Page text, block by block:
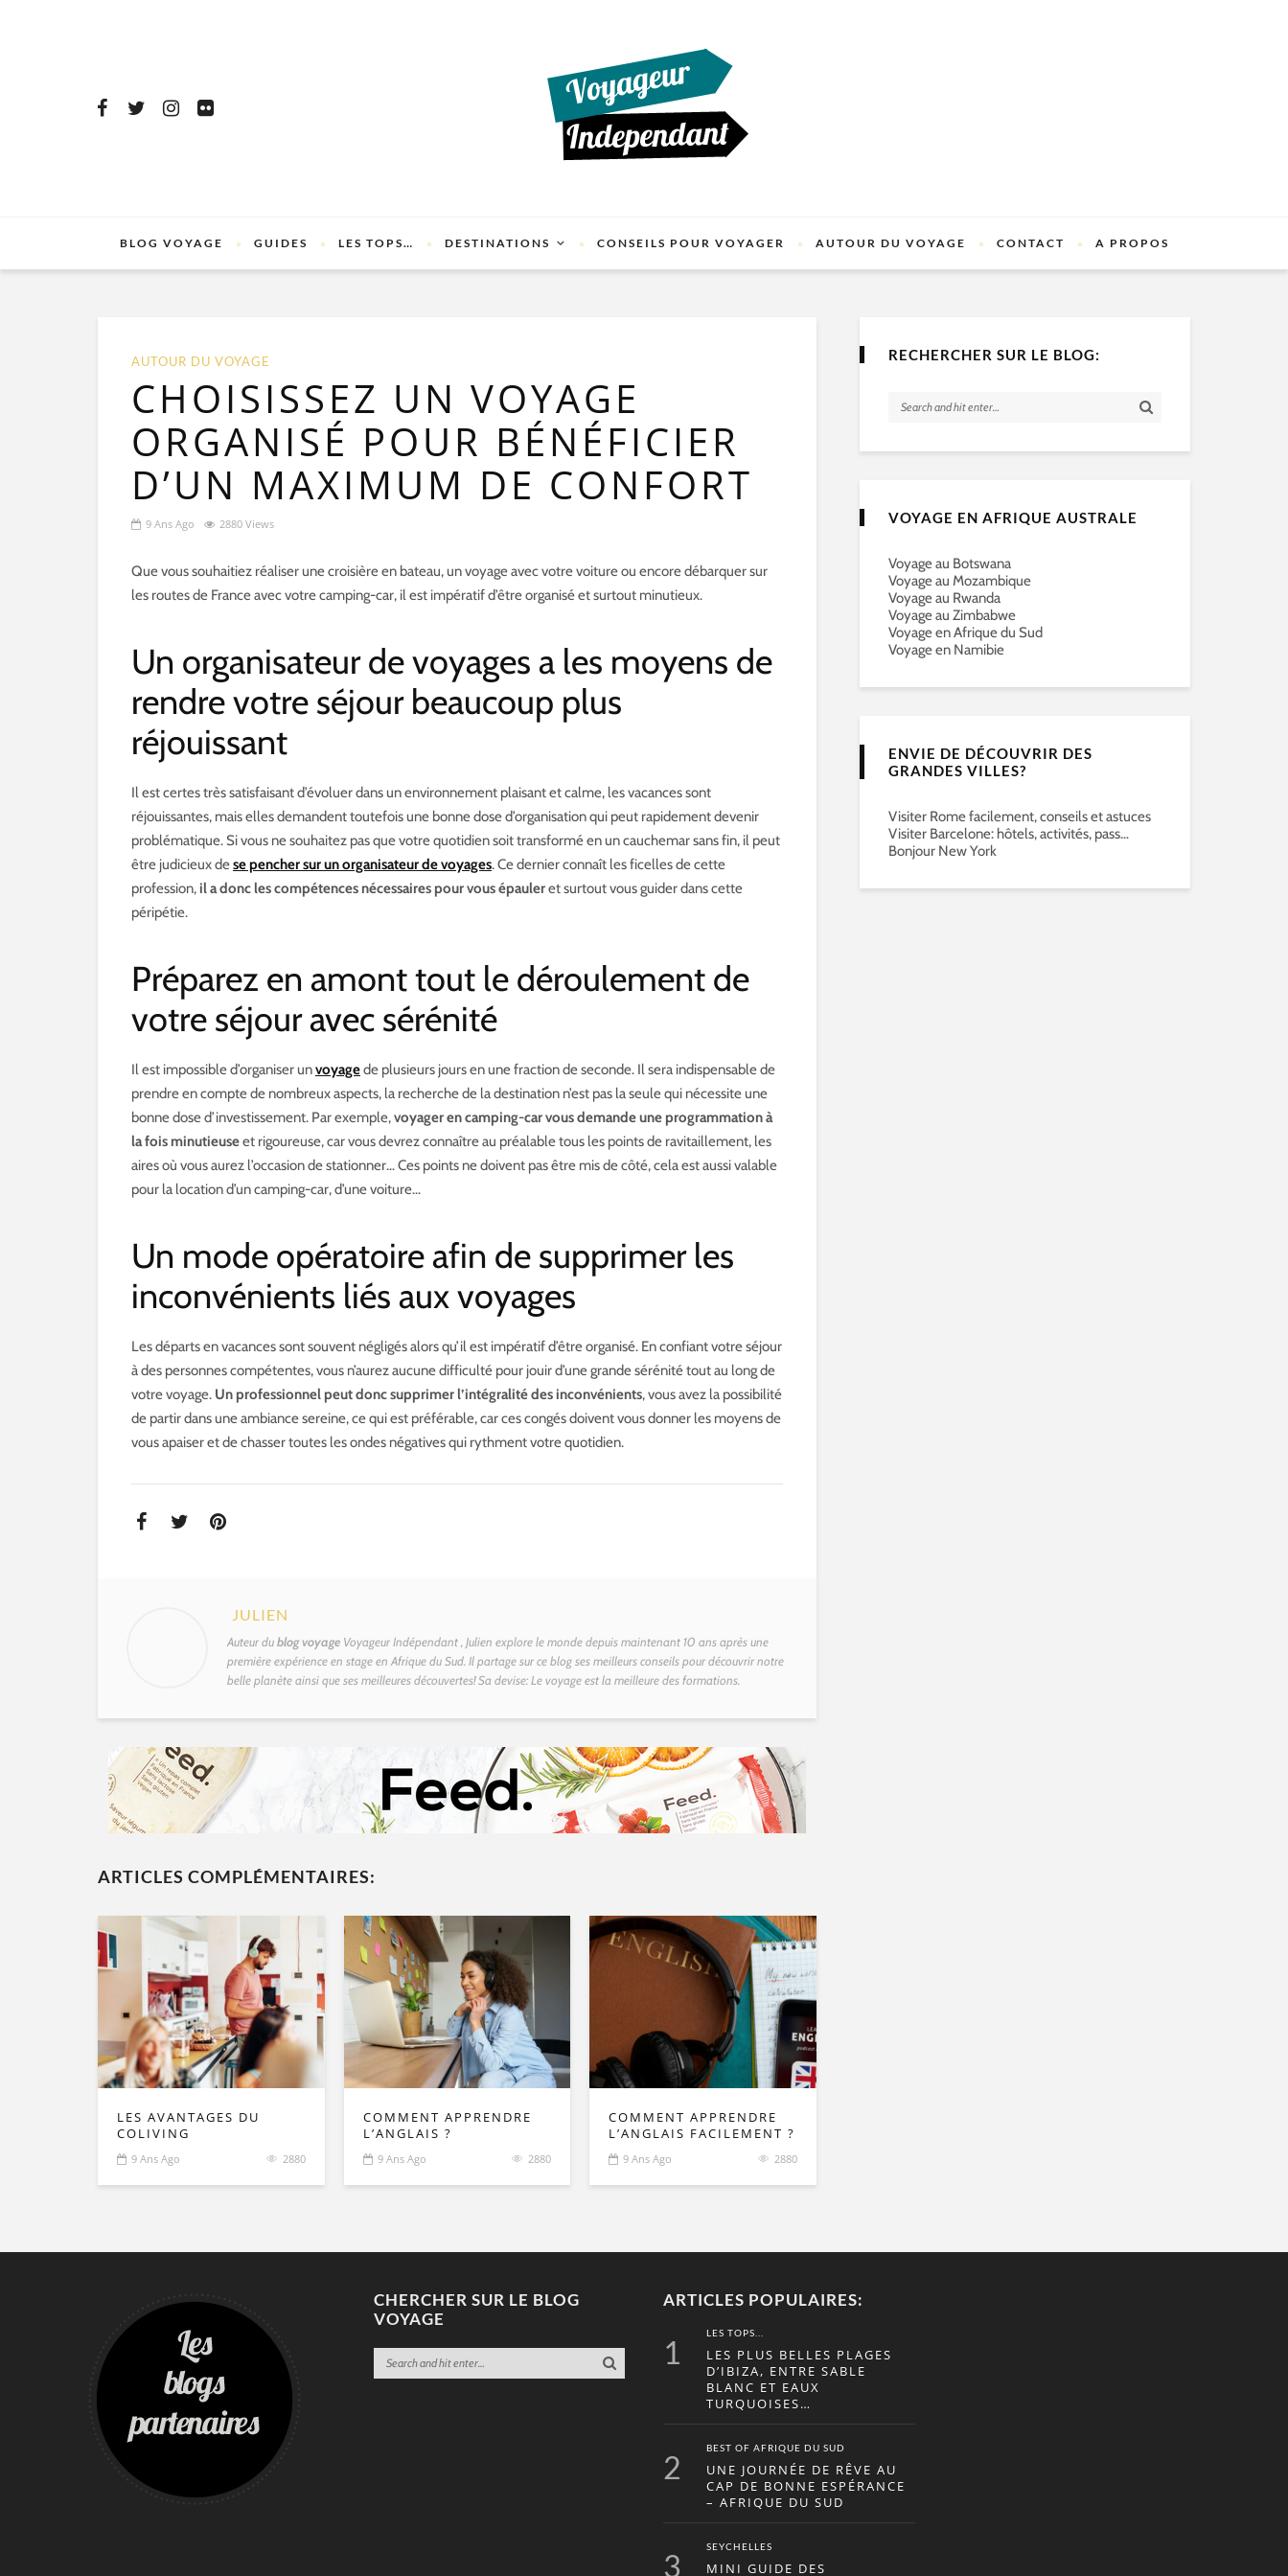
BLOG VOYAGE GUIDES LES TOPS… DESTINATIONS CONSEILS POUR VOYAGER AUTOUR DU VOYAGE CONTACT A PROPOS
AUTOUR DU VOYAGE
CHOISISSEZ UN VOYAGE
ORGANISÉ POUR BÉNÉFICIER
D’UN MAXIMUM DE CONFORT
9 Ans Ago 2880 Views
Que vous souhaitiez réaliser une croisière en bateau, un voyage avec votre voiture ou encore débarquer sur
les routes de France avec votre camping-car, il est impératif d’être organisé et surtout minutieux.
Un organisateur de voyages a les moyens de
rendre votre séjour beaucoup plus
réjouissant
Il est certes très satisfaisant d’évoluer dans un environnement plaisant et calme, les vacances sont
réjouissantes, mais elles demandent toutefois une bonne dose d’organisation qui peut rapidement devenir
problématique. Si vous ne souhaitez pas que votre quotidien soit transformé en un cauchemar sans fin, il peut
être judicieux dese pencher sur un organisateur de voyages. Ce dernier connaît les ficelles de cette
profession, il a donc les compétences nécessaires pour vous épauleret surtout vous guider dans cette
péripétie.
Préparez en amont tout le déroulement de
votre séjour avec sérénité
Il est impossible d’organiser unvoyagede plusieurs jours en une fraction de seconde. Il sera indispensable de
prendre en compte de nombreux aspects, la recherche de la destination n’est pas la seule qui nécessite une
bonne dose d’investissement. Par exemple,voyager en camping-car vous demande une programmation à
la fois minutieuseet rigoureuse, car vous devrez connaître au préalable tous les points de ravitaillement, les
aires où vous aurez l’occasion de stationner… Ces points ne doivent pas être mis de côté, cela est aussi valable
pour la location d’un camping-car, d’une voiture…
Un mode opératoire afin de supprimer les
inconvénients liés aux voyages
Les départs en vacances sont souvent négligés alors qu’il est impératif d’être organisé. En confiant votre séjour
à des personnes compétentes, vous n’aurez aucune difficulté pour jouir d’une grande sérénité tout au long de
votre voyage. Un professionnel peut donc supprimer l’intégralité des inconvénients, vous avez la possibilité
de partir dans une ambiance sereine, ce qui est préférable, car ces congés doivent vous donner les moyens de
vous apaiser et de chasser toutes les ondes négatives qui rythment votre quotidien.
JULIEN
Auteur dublog voyage Voyageur Indépendant , Julien explore le monde depuis maintenant 10 ans après une
première expérience en stage en Afrique du Sud. Il partage sur ce blog ses meilleurs conseils pour découvrir notre
belle planète ainsi que ses meilleures découvertes! Sa devise: Le voyage est la meilleure des formations.
ARTICLES COMPLÉMENTAIRES:
LES AVANTAGES DU
COLIVING
9 Ans Ago 2880
COMMENT APPRENDRE
L’ANGLAIS ?
9 Ans Ago 2880
COMMENT APPRENDRE
L’ANGLAIS FACILEMENT ?
9 Ans Ago 2880
RECHERCHER SUR LE BLOG:
VOYAGE EN AFRIQUE AUSTRALE
Voyage au Botswana
Voyage au Mozambique
Voyage au Rwanda
Voyage au Zimbabwe
Voyage en Afrique du Sud
Voyage en Namibie
ENVIE DE DÉCOUVRIR DES
GRANDES VILLES?
Visiter Rome facilement, conseils et astuces
Visiter Barcelone: hôtels, activités, pass…
Bonjour New York
CHERCHER SUR LE BLOG
VOYAGE
ARTICLES POPULAIRES:
1
LES TOPS...
LES PLUS BELLES PLAGES
D’IBIZA, ENTRE SABLE
BLANC ET EAUX
TURQUOISES…
2
BEST OF AFRIQUE DU SUD
UNE JOURNÉE DE RÊVE AU
CAP DE BONNE ESPÉRANCE
– AFRIQUE DU SUD
3
SEYCHELLES
MINI GUIDE DES